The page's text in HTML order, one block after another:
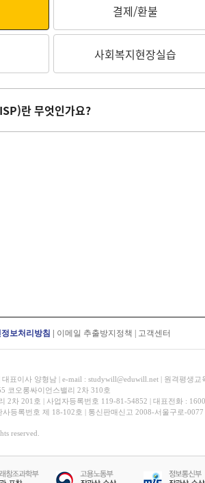
결제/환불
사회복지현장실습
란 무엇인가요?
보처리방침 이메일 추출방지정책 고객센터
표이사 양형남 | e-mail : studywill@eduwill.net | 원격평생교
코오롱싸이언스밸리 2차 310호
2차 201호 | 사업자등록번호 119-81-54852 | 대표전화 :
등록번호 제 18-102호 | 통신판매신고 2008-서울구로-0077
reserved.